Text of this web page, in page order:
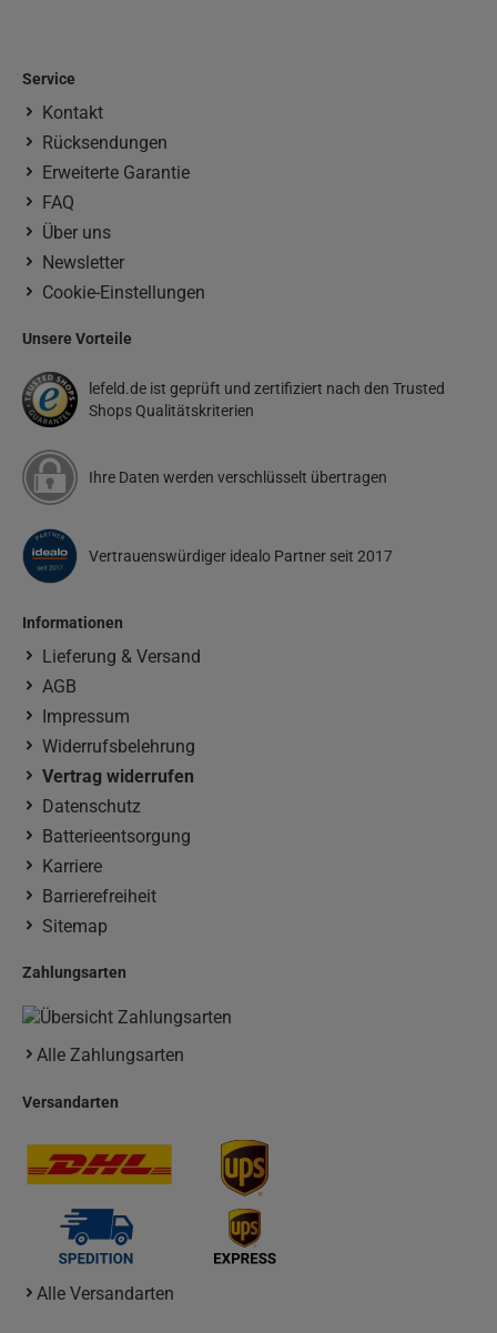
Service
Kontakt
Rücksendungen
Erweiterte Garantie
FAQ
Über uns
Newsletter
Cookie-Einstellungen
Unsere Vorteile
lefeld.de ist geprüft und zertifiziert nach den Trusted
Shops Qualitätskriterien
Ihre Daten werden verschlüsselt übertragen
Vertrauenswürdiger idealo Partner seit 2017
Informationen
Lieferung & Versand
AGB
Impressum
Widerrufsbelehrung
Vertrag widerrufen
Datenschutz
Batterieentsorgung
Karriere
Barrierefreiheit
Sitemap
Zahlungsarten
Alle Zahlungsarten
Versandarten
Alle Versandarten